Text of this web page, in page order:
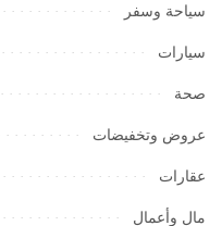
سياحة وسفر
سيارات
صحة
عروض وتخفيضات
عقارات
مال وأعمال